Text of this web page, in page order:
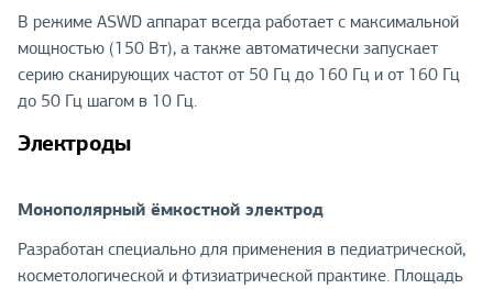
В режиме ASWD аппарат всегда работает с максимальной
мощностью (150 Вт), а также автоматически запускает
серию сканирующих частот от 50 Гц до 160 Гц и от 160 Гц
до 50 Гц шагом в 10 Гц.
Электроды
Монополярный ёмкостной электрод
Разработан специально для применения в педиатрической,
косметологической и фтизиатрической практике. Площадь